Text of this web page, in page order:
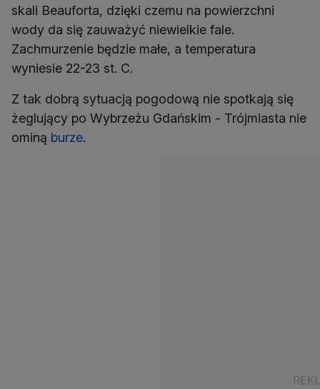
skali Beauforta, dzięki czemu na powierzchni
wody da się zauważyć niewielkie fale.
Zachmurzenie będzie małe, a temperatura
wyniesie 22-23 st. C.
Z tak dobrą sytuacją pogodową nie spotkają się
żeglujący po Wybrzeżu Gdańskim - Trójmiasta nie
ominą burze.